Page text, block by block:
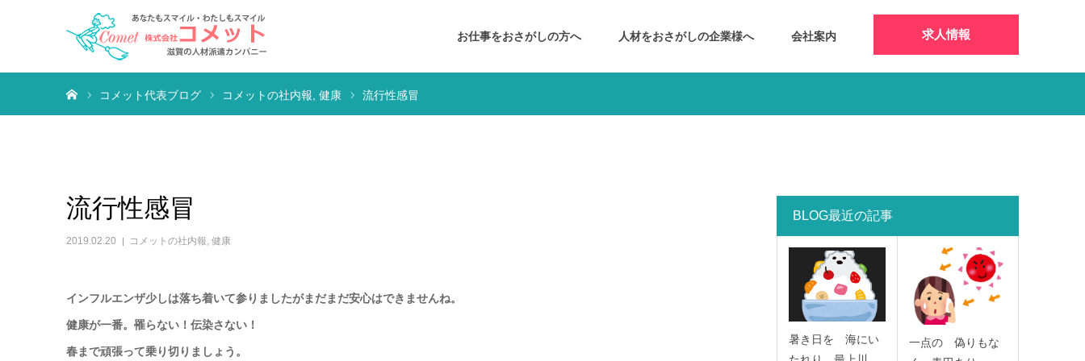
求人情報
お仕事をおさがしの方へ 人材をおさがしの企業様へ 会社案内
コメット代表ブログ コメットの社内報 健康 流行性感冒
流行性感冒
2019.02.20 コメットの社内報, 健康
インフルエンザ少しは落ち着いて参りましたがまだまだ安心はできませんね。
健康が一番。罹らない！伝染さない！
春まで頑張って乗り切りましょう。
BLOG最近の記事
暑き日を 海にい
一点の 偽りもな